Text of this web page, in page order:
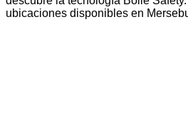
ubicaciones disponibles en